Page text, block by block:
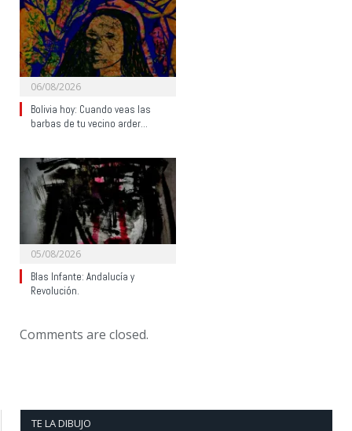
06/08/2026
Bolivia hoy: Cuando veas las
barbas de tu vecino arder…
05/08/2026
Blas Infante: Andalucía y
Revolución.
Comments are closed.
TE LA DIBUJO